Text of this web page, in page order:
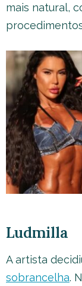
mais natural,
Ludmilla
A artista
sobrancelha.